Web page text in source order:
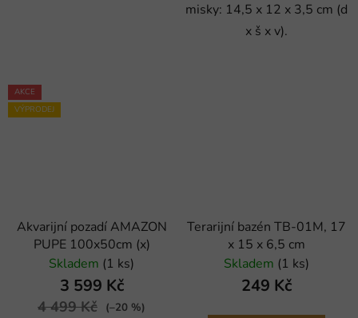
misky: 14,5 x 12 x 3,5 cm (d
x š x v).
AKCE
VÝPRODEJ
Akvarijní pozadí AMAZON
PUPE 100x50cm (x)
Skladem (1 ks)
3 599 Kč
4 499 Kč (–20 %)
Terarijní bazén TB-01M, 17
x 15 x 6,5 cm
Skladem (1 ks)
249 Kč